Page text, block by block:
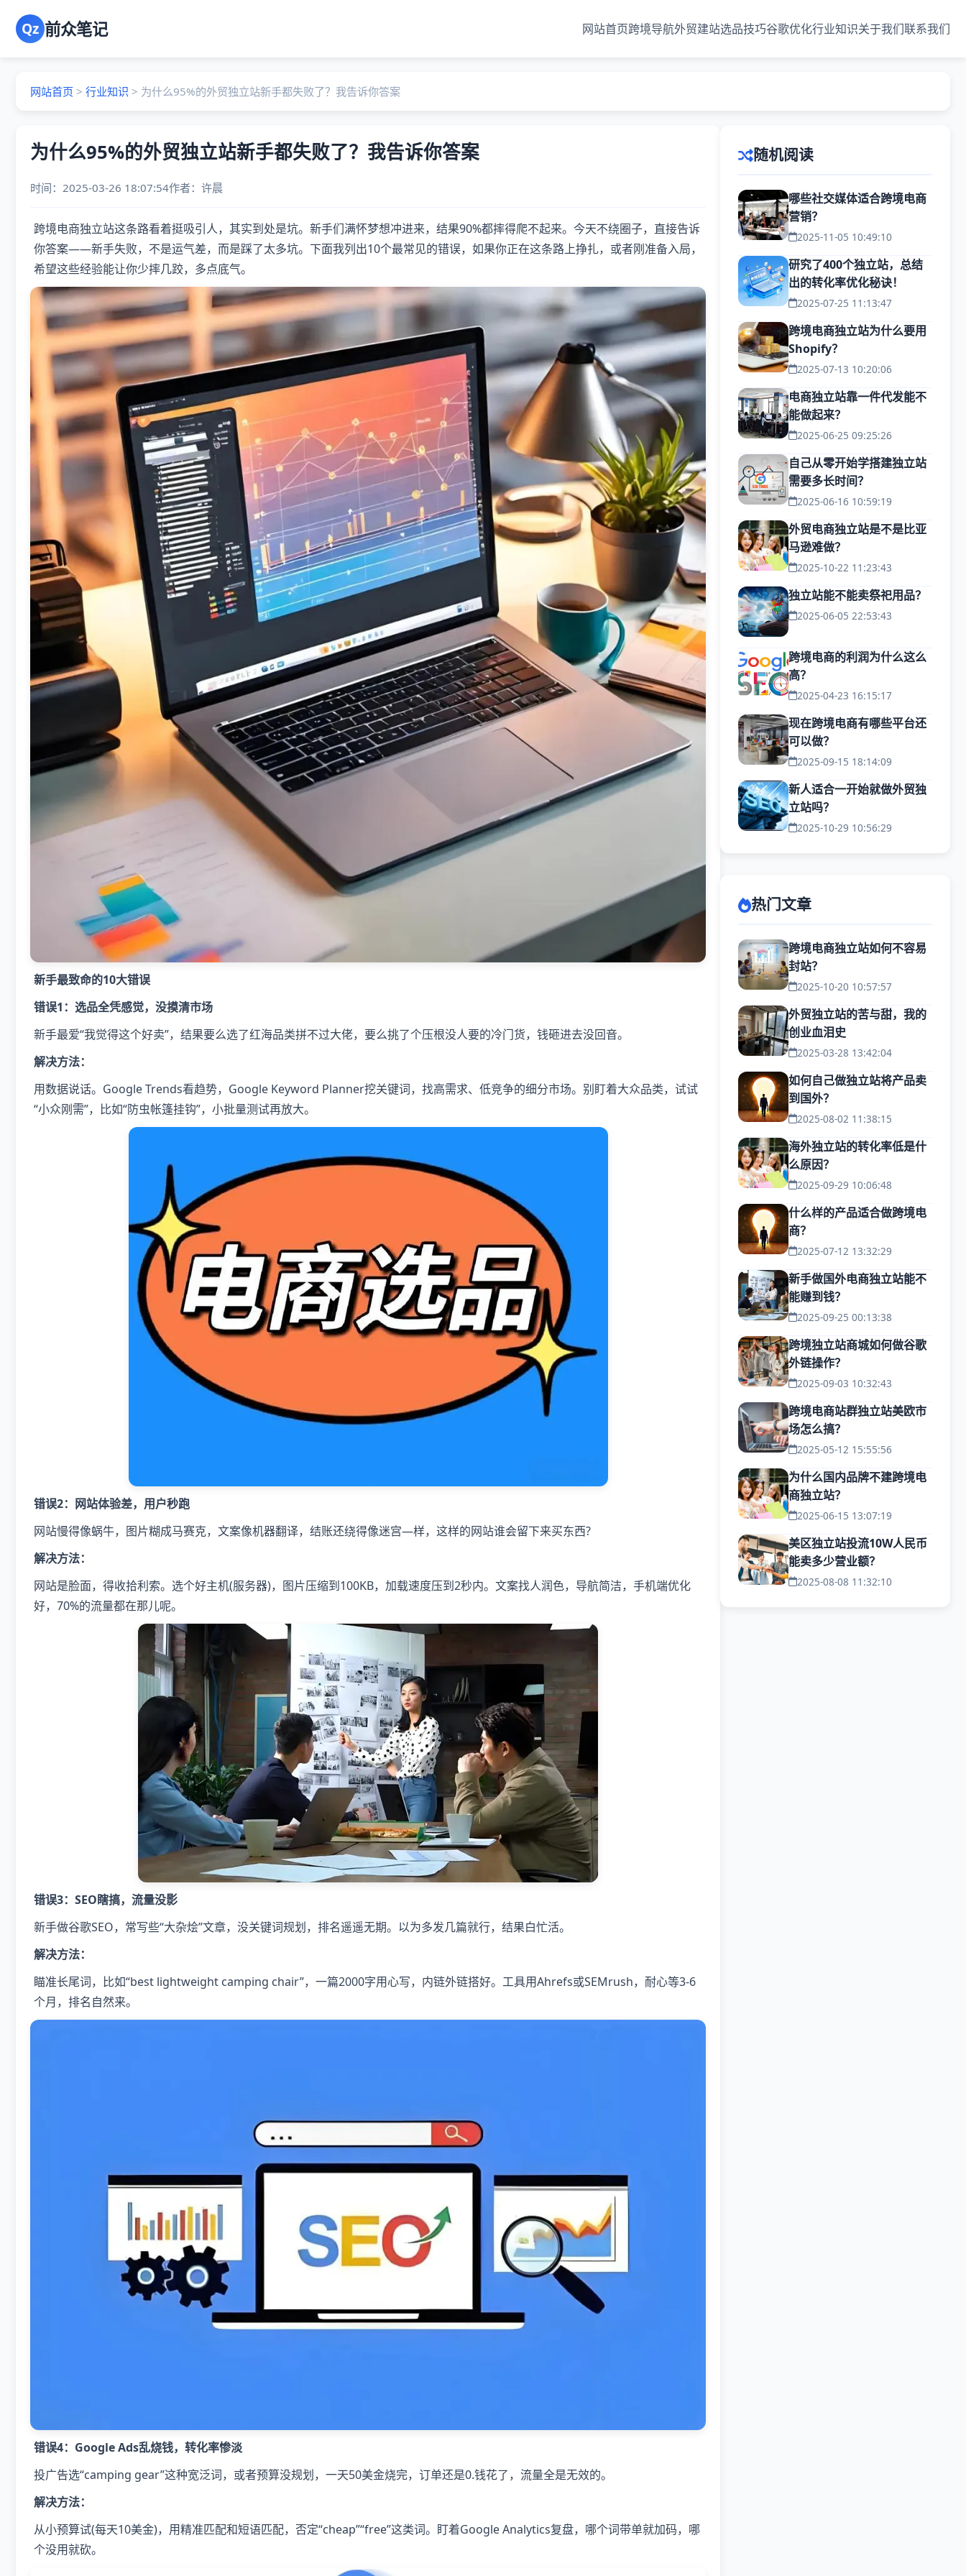
Qz 前众笔记 网站首页跨境导航外贸建站选品技巧谷歌优化行业知识关于我们联系我们
网站首页 > 行业知识 > 为什么95%的外贸独立站新手都失败了？我告诉你答案
为什么95%的外贸独立站新手都失败了？我告诉你答案
时间：2025-03-26 18:07:54作者： 许晨
跨境电商独立站这条路看着挺吸引人，其实到处是坑。新手们满怀梦想冲进来，结果90%都摔得爬不起来。今天不绕圈子，直接告诉
你答案——新手失败，不是运气差，而是踩了太多坑。下面我列出10个最常见的错误，如果你正在这条路上挣扎，或者刚准备入局，
希望这些经验能让你少摔几跤，多点底气。
新手最致命的10大错误
错误1：选品全凭感觉，没摸清市场
新手最爱“我觉得这个好卖”，结果要么选了红海品类拼不过大佬，要么挑了个压根没人要的冷门货，钱砸进去没回音。
解决方法：
用数据说话。Google Trends看趋势，Google Keyword Planner挖关键词，找高需求、低竞争的细分市场。别盯着大众品类，试试
“小众刚需”，比如“防虫帐篷挂钩”，小批量测试再放大。
错误2：网站体验差，用户秒跑
网站慢得像蜗牛，图片糊成马赛克，文案像机器翻译，结账还绕得像迷宫—样，这样的网站谁会留下来买东西?
解决方法：
网站是脸面，得收拾利索。选个好主机(服务器)，图片压缩到100KB，加载速度压到2秒内。文案找人润色，导航简洁，手机端优化
好，70%的流量都在那儿呢。
错误3：SEO瞎搞，流量没影
新手做谷歌SEO，常写些“大杂烩”文章，没关键词规划，排名遥遥无期。以为多发几篇就行，结果白忙活。
解决方法：
瞄准长尾词，比如“best lightweight camping chair”，一篇2000字用心写，内链外链搭好。工具用Ahrefs或SEMrush，耐心等3-6
个月，排名自然来。
错误4：Google Ads乱烧钱，转化率惨淡
投广告选“camping gear”这种宽泛词，或者预算没规划，一天50美金烧完，订单还是0.钱花了，流量全是无效的。
解决方法：
从小预算试(每天10美金)，用精准匹配和短语匹配，否定“cheap”“free”这类词。盯着Google Analytics复盘，哪个词带单就加码，哪
个没用就砍。
随机阅读
哪些社交媒体适合跨境电商
营销？
2025-11-05 10:49:10
研究了400个独立站，总结
出的转化率优化秘诀！
2025-07-25 11:13:47
跨境电商独立站为什么要用
Shopify？
2025-07-13 10:20:06
电商独立站靠一件代发能不
能做起来？
2025-06-25 09:25:26
自己从零开始学搭建独立站
需要多长时间？
2025-06-16 10:59:19
外贸电商独立站是不是比亚
马逊难做？
2025-10-22 11:23:43
独立站能不能卖祭祀用品？
2025-06-05 22:53:43
跨境电商的利润为什么这么
高？
2025-04-23 16:15:17
现在跨境电商有哪些平台还
可以做？
2025-09-15 18:14:09
新人适合一开始就做外贸独
立站吗？
2025-10-29 10:56:29
热门文章
跨境电商独立站如何不容易
封站？
2025-10-20 10:57:57
外贸独立站的苦与甜，我的
创业血泪史
2025-03-28 13:42:04
如何自己做独立站将产品卖
到国外？
2025-08-02 11:38:15
海外独立站的转化率低是什
么原因？
2025-09-29 10:06:48
什么样的产品适合做跨境电
商？
2025-07-12 13:32:29
新手做国外电商独立站能不
能赚到钱？
2025-09-25 00:13:38
跨境独立站商城如何做谷歌
外链操作？
2025-09-03 10:32:43
跨境电商站群独立站美欧市
场怎么搞？
2025-05-12 15:55:56
为什么国内品牌不建跨境电
商独立站？
2025-06-15 13:07:19
美区独立站投流10W人民币
能卖多少营业额？
2025-08-08 11:32:10